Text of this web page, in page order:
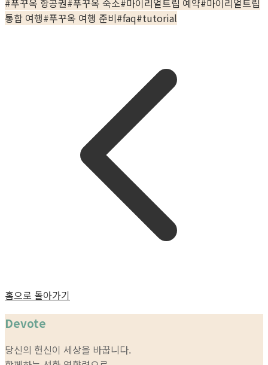
#푸꾸옥 항공권#푸꾸옥 숙소#마이리얼트립 예약#마이리얼트립
통합 여행#푸꾸옥 여행 준비#faq#tutorial
홈으로 돌아가기
Devote
당신의 헌신이 세상을 바꿉니다.